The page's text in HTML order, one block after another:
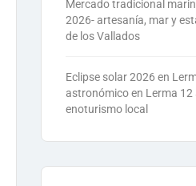
Mercado tradicional
2026- artesanía, mar y
de los Vallados
Eclipse solar 2026 en
astronómico en Lerma 12
enoturismo local